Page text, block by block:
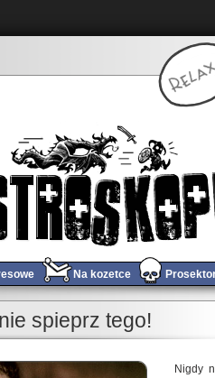
Na kozetce
spieprz tego!
Nigdy